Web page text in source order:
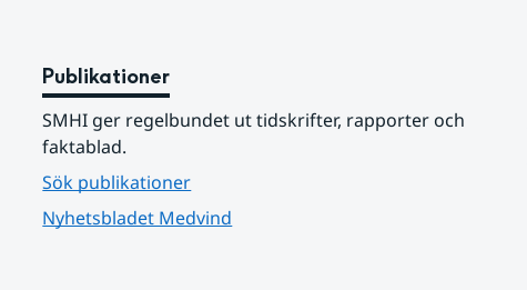
Publikationer
SMHI ger regelbundet ut tidskrifter, rapporter och
faktablad.
Sök publikationer
Nyhetsbladet Medvind